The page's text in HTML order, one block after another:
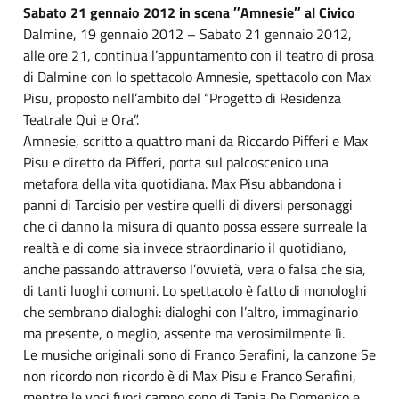
Sabato 21 gennaio 2012 in scena ″Amnesie″ al Civico
Dalmine, 19 gennaio 2012 – Sabato 21 gennaio 2012,
alle ore 21, continua l’appuntamento con il teatro di prosa
di Dalmine con lo spettacolo Amnesie, spettacolo con Max
Pisu, proposto nell’ambito del “Progetto di Residenza
Teatrale Qui e Ora”.
Amnesie, scritto a quattro mani da Riccardo Pifferi e Max
Pisu e diretto da Pifferi, porta sul palcoscenico una
metafora della vita quotidiana. Max Pisu abbandona i
panni di Tarcisio per vestire quelli di diversi personaggi
che ci danno la misura di quanto possa essere surreale la
realtà e di come sia invece straordinario il quotidiano,
anche passando attraverso l’ovvietà, vera o falsa che sia,
di tanti luoghi comuni. Lo spettacolo è fatto di monologhi
che sembrano dialoghi: dialoghi con l’altro, immaginario
ma presente, o meglio, assente ma verosimilmente lì.
Le musiche originali sono di Franco Serafini, la canzone Se
non ricordo non ricordo è di Max Pisu e Franco Serafini,